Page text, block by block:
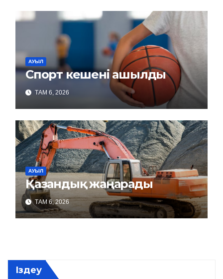
АУЫЛ
Спорт кешені ашылды
ТАМ 6, 2026
АУЫЛ
Қазандық жаңарады
ТАМ 6, 2026
Іздеу